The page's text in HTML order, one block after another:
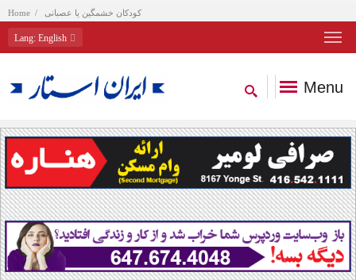
Home کودکان خشمگین یا عصبانی
Lang: English
Menu